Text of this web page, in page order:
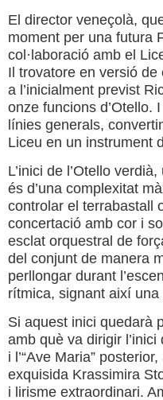
El director veneçolà,
moment per una futura
col·laboració amb el
Il trovatore en versió
a l’inicialment previst
onze funcions d’Otello.
línies generals,
Liceu en un instrument
L’inici de l’Otello
és d’una complexitat
controlar el terrabastall
concertació amb cor i
esclat orquestral de
del conjunt de manera
perllongar durant
rítmica, signant així
Si aquest inici quedarà
amb què va dirigir
i l’“Ave Maria”
exquisida Krassimira
i lirisme extraordinari.